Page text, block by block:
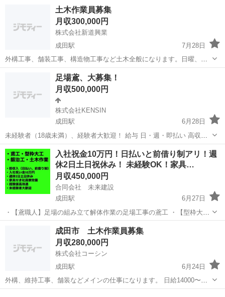
土木作業員募集
月収300,000円
株式会社新道興業
成田駅
7月28日
外構工事、舗装工事、構造物工事など土木全般になります。日曜、祝
日は休みで土曜も休みありです。 社会保険、厚生年金、退職金制度あ
り。 経験者、未経験者どちらも大歓迎 もし興味ある方は連絡お待ちし
てます。 現場は千葉県、...
成田駅 土木
足場鳶、大募集！
月収500,000円
株式会社KENSIN
成田駅
6月28日
未経験者（18歳未満）、経験者大歓迎！ 給与 日・週・即払い 高収入
日給14,000円～20,000円 各種手当あります。 経験者の方は要相談 ◆
昇給随時あり ◆社会保険完備 ◆残業手当あり...
千葉 富里市 成田駅 鳶職
入社祝金10万円！日払いと前借り制アリ！週
休2日土日祝休み！ 未経験OK！家具…
月収450,000円
合同会社 未来建設
成田駅
6月27日
・【鳶職人】足場の組み立て解体作業の足場工事の鳶工 ・【型枠大
工】大規模工事での仕事がメインになります。 ・【鍛冶工・溶接工】
プラント内での溶接などの鍛冶職人、鍛冶屋（アーク溶接、ガス溶接
などの資格者大歓迎） ・【土木作業員...
成田駅 鳶職 未経験
成田市 土木作業員募集
月収280,000円
株式会社コーシン
成田駅
6月24日
外構、維持工事、舗装などメインの仕事になります。 日給14000〜で
交通費別途支給。 気になる方メッセージお願い致します！